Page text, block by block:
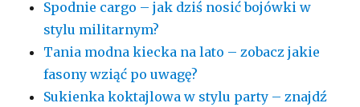
Spodnie cargo – jak dziś nosić bojówki w
stylu militarnym?
Tania modna kiecka na lato – zobacz jakie
fasony wziąć po uwagę?
Sukienka koktajlowa w stylu party – znajdź